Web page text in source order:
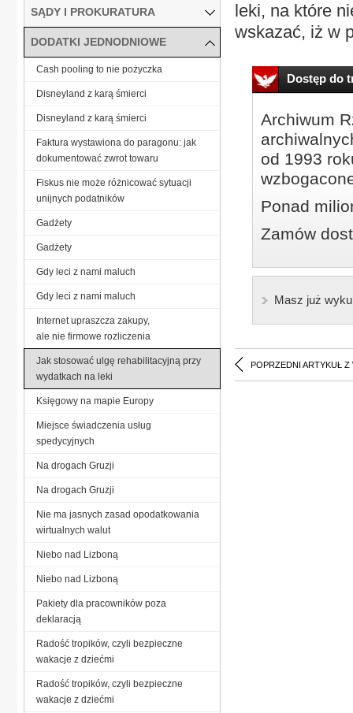
leki, na które
wskazać, iż w
Dostęp do
Archiwum
od 1993
Ponad
Zamów
Masz już
POPRZEDNI ARTYKUŁ Z
SĄDY I PROKURATURA
DODATKI JEDNODNIOWE
Cash pooling to nie pożyczka
Disneyland z karą śmierci
Disneyland z karą śmierci
Faktura wystawiona do paragonu: jak
dokumentować zwrot towaru
Fiskus nie może różnicować sytuacji
unijnych podatników
Gadżety
Gadżety
Gdy leci z nami maluch
Gdy leci z nami maluch
Internet upraszcza zakupy,
ale nie firmowe rozliczenia
Jak stosować ulgę rehabilitacyjną przy
wydatkach na leki
Księgowy na mapie Europy
Miejsce świadczenia usług
spedycyjnych
Na drogach Gruzji
Na drogach Gruzji
Nie ma jasnych zasad opodatkowania
wirtualnych walut
Niebo nad Lizboną
Niebo nad Lizboną
Pakiety dla pracowników poza
deklaracją
Radość tropików, czyli bezpieczne
wakacje z dziećmi
Radość tropików, czyli bezpieczne
wakacje z dziećmi